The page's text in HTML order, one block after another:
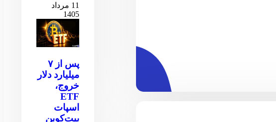
11 مرداد
1405
پس از ۷
میلیارد دلار
خروج،
ETF
اسپات
بیت‌کوین